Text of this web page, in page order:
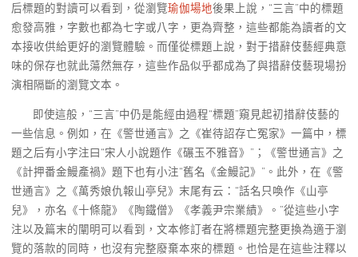
后標題的對讀可以看到，從瀏覽瑜伽場地後果上說，“三言”中的標題
愈發高雅，字數也都為七字或八字，更為齊整，這些都能為讀者的文
本接收供給更好的瀏覽體驗。而僅從標題上說，對于措辭伎藝經典意
味的保存也就此蕩然無存，這些作品似乎都成為了與措辭伎藝現場扮
演相隔斷的瀏覽文本。
即使這般，“三言”中仍是能經由過程“標題”窺見起初措辭伎藝的
一些信息。例如，在《警世通言》之《崔待詔存亡冤家》一篇中，標
題之后有小字注曰“宋人小說題作《碾玉不雅音》”；《警世通言》之
《計押番金鰻產禍》題下也有小注“舊名《金鰻記》”。此外，在《警
世通言》之《萬秀娘仇報山亭兒》末尾有云：“話名只喚作《山亭
兒》，亦名《十條龍》《陶鐵僧》《孝義尹宗業績》。”從這些小字
注以及篇末的闡明可以看到，文本修訂者在將標題完整更換為適于瀏
覽的落款的同時，也沒有完整廢棄本來的標題。也恰是在這些注釋以